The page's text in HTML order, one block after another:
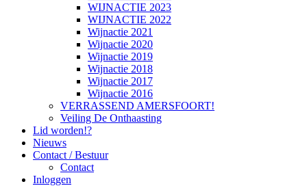
WIJNACTIE 2023
WIJNACTIE 2022
Wijnactie 2021
Wijnactie 2020
Wijnactie 2019
Wijnactie 2018
Wijnactie 2017
Wijnactie 2016
VERRASSEND AMERSFOORT!
Veiling De Onthaasting
Lid worden!?
Nieuws
Contact / Bestuur
Contact
Inloggen